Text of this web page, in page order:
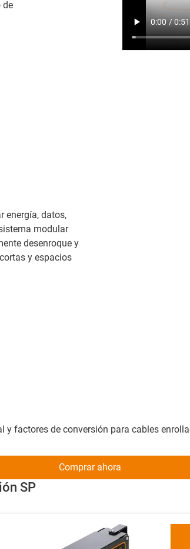
de
energía, datos,
modular
desenroque y
y espacios
y factores de conversión para cables
SP
Comprar ahora